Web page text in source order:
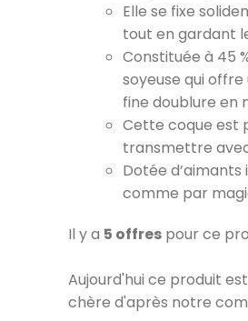
Elle se fixe
tout en gardant
Constituée à 45
soyeuse qui
fine doublure en
Cette coque est
transmettre
Dotée d’aimants
comme par
Il y a 5 offres pour ce
Aujourd'hui ce produit
chère d'après notre